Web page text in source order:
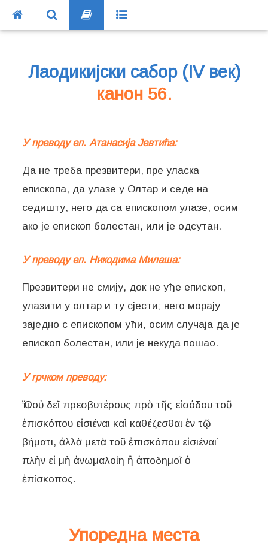
Лаодикијски сабор (IV век)
канон 56.
У преводу еп. Атанасија Јевтића:
Да не треба презвитери, пре уласка
епископа, да улазе у Олтар и седе на
седишту, него да са епископом улазе, осим
ако је епископ болестан, или је одсутан.
У преводу еп. Никодима Милаша:
Презвитери не смију, док не уђе епископ,
улазити у олтар и ту сјести; него морају
заједно с епископом ући, осим случаја да је
епископ болестан, или је некуда пошао.
У грчком преводу:
Ὅτι οὐ δεῖ πρεσβυτέρους πρὸ τῆς εἰσόδου τοῦ
ἐπισκόπου εἰσιέναι καὶ καθέζεσθαι ἐν τῷ
βήματι, ἀλλὰ μετὰ τοῦ ἐπισκόπου εἰσιέναι˙
πλὴν εἰ μὴ ἀνωμαλοίη ἢ ἀποδημοῖ ὁ
Упоредна места